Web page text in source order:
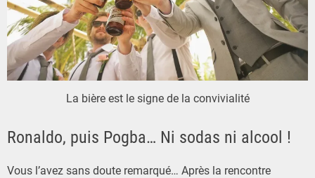
La bière est le signe de la convivialité
Ronaldo, puis Pogba… Ni sodas ni alcool !
Vous l’avez sans doute remarqué… Après la rencontre